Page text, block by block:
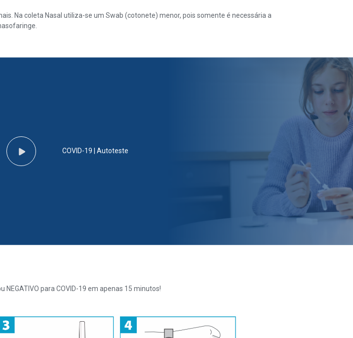
Na coleta Nasal utiliza-se um Swab (cotonete) menor, pois somente é necessária a
COVID-19 | Autoteste
para COVID-19 em apenas 15 minutos!